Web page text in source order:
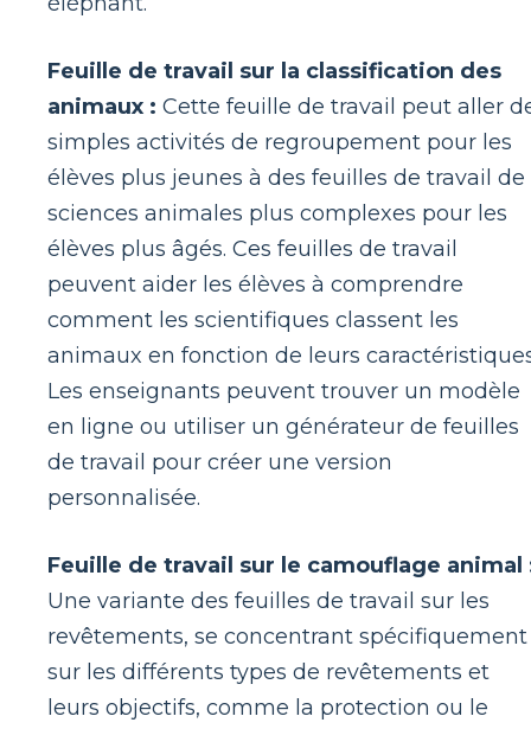
Feuille de travail sur la classification des
animaux : Cette feuille de travail peut aller
simples activités de regroupement pour les
élèves plus jeunes à des feuilles de travail de
sciences animales plus complexes pour les
élèves plus âgés. Ces feuilles de travail
peuvent aider les élèves à comprendre
comment les scientifiques classent les
animaux en fonction de leurs
Les enseignants peuvent trouver un modèle
en ligne ou utiliser un générateur de feuilles
de travail pour créer une version
personnalisée.
Feuille de travail sur le camouflage animal
Une variante des feuilles de travail sur les
revêtements, se concentrant spécifiquement
sur les différents types de revêtements et
leurs objectifs, comme la protection ou le